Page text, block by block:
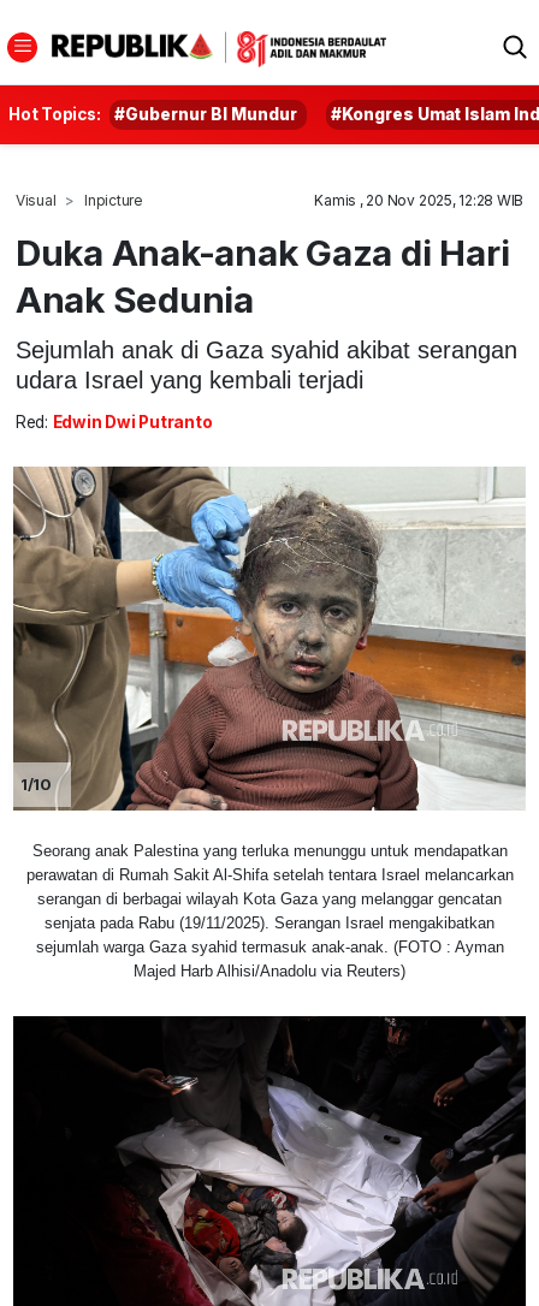
Hot Topics: #Gubernur BI Mundur #Kongres Umat Islam
Visual Inpicture Kamis , 20 Nov 2025, 12:28 WIB
Duka Anak-anak Gaza di Hari
Anak Sedunia
Sejumlah anak di Gaza syahid akibat serangan
udara Israel yang kembali terjadi
Red: Edwin Dwi Putranto
1/10
Seorang anak Palestina yang terluka menunggu untuk mendapatkan
perawatan di Rumah Sakit Al-Shifa setelah tentara Israel melancarkan
serangan di berbagai wilayah Kota Gaza yang melanggar gencatan
senjata pada Rabu (19/11/2025). Serangan Israel mengakibatkan
sejumlah warga Gaza syahid termasuk anak-anak. (FOTO : Ayman
Majed Harb Alhisi/Anadolu via Reuters)